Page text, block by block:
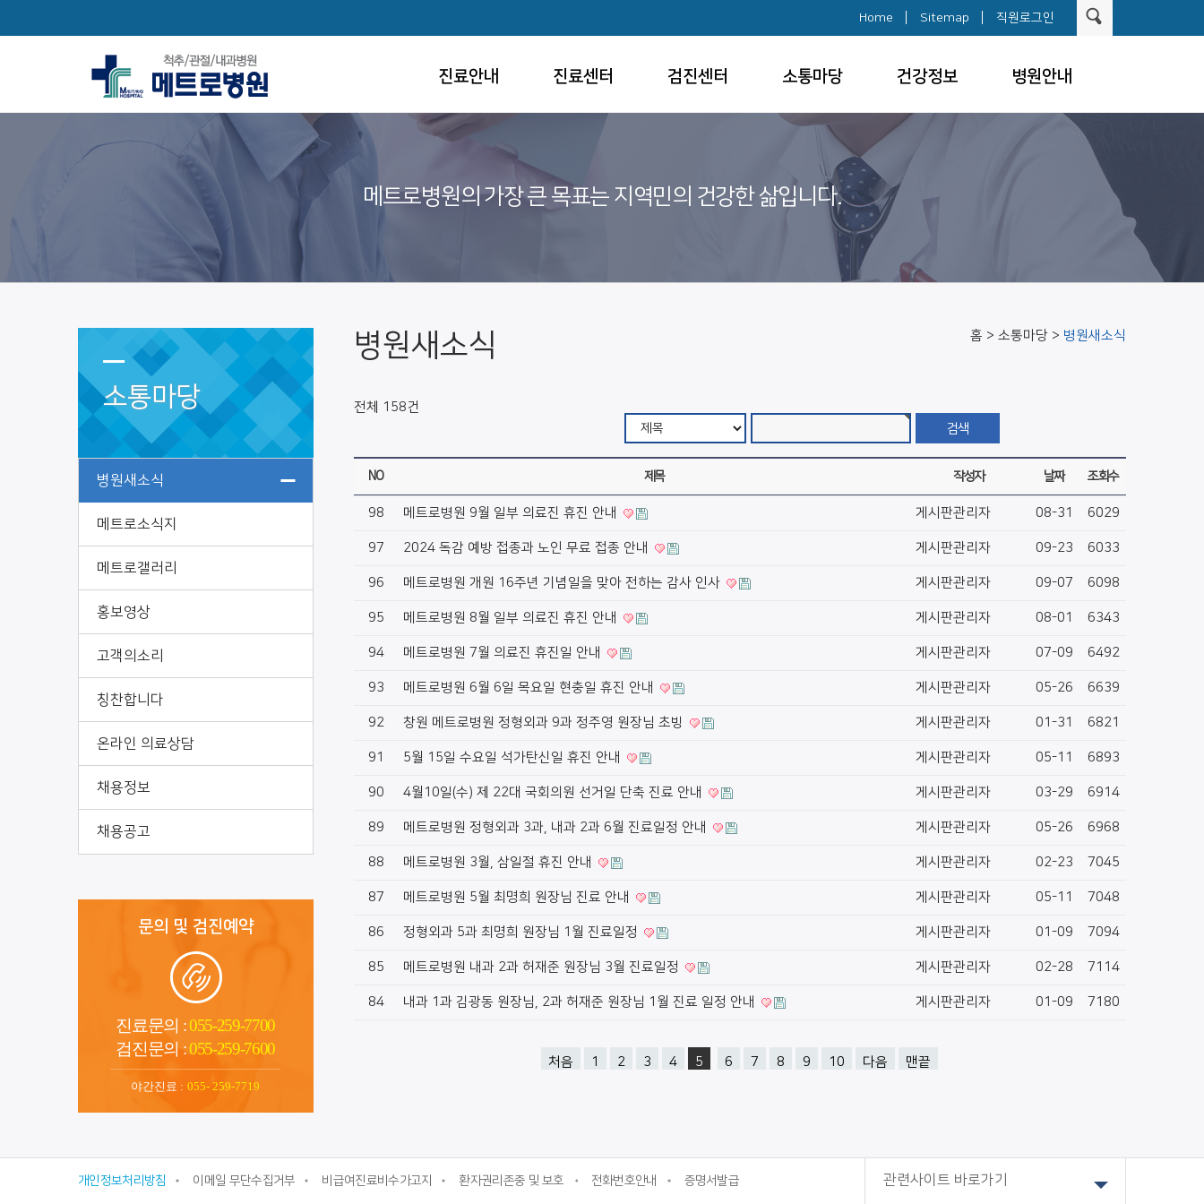
Home Sitemap 직원로그인
진료안내 진료센터 검진센터 소통마당 건강정보 병원안내
메트로병원의 가장 큰 목표는 지역민의 건강한 삶입니다.
소통마당
병원새소식
메트로소식지
메트로갤러리
홍보영상
고객의소리
칭찬합니다
온라인 의료상담
채용정보
채용공고
문의 및 검진예약
진료문의 :055-259-7700
검진문의 :055-259-7600
야간진료 : 055- 259-7719
병원새소식 홈 > 소통마당 > 병원새소식
전체 158건
NO 제목 작성자 날짜 조회수
98 메트로병원 9월 일부 의료진 휴진 안내 게시판관리자 08-31 6029
97 2024 독감 예방 접종과 노인 무료 접종 안내 게시판관리자 09-23 6033
96 메트로병원 개원 16주년 기념일을 맞아 전하는 감사 인사 게시판관리자 09-07 6098
95 메트로병원 8월 일부 의료진 휴진 안내 게시판관리자 08-01 6343
94 메트로병원 7월 의료진 휴진일 안내 게시판관리자 07-09 6492
93 메트로병원 6월 6일 목요일 현충일 휴진 안내 게시판관리자 05-26 6639
92 창원 메트로병원 정형외과 9과 정주영 원장님 초빙 게시판관리자 01-31 6821
91 5월 15일 수요일 석가탄신일 휴진 안내 게시판관리자 05-11 6893
90 4월10일(수) 제 22대 국회의원 선거일 단축 진료 안내 게시판관리자 03-29 6914
89 메트로병원 정형외과 3과, 내과 2과 6월 진료일정 안내 게시판관리자 05-26 6968
88 메트로병원 3월, 삼일절 휴진 안내 게시판관리자 02-23 7045
87 메트로병원 5월 최명희 원장님 진료 안내 게시판관리자 05-11 7048
86 정형외과 5과 최명희 원장님 1월 진료일정 게시판관리자 01-09 7094
85 메트로병원 내과 2과 허재준 원장님 3월 진료일정 게시판관리자 02-28 7114
84 내과 1과 김광동 원장님, 2과 허재준 원장님 1월 진료 일정 안내 게시판관리자 01-09 7180
처음 1 2 3 4 5 6 7 8 9 10 다음 맨끝
개인정보처리방침 이메일 무단수집거부 비급여진료비수가고지 환자권리존중 및 보호 전화번호안내 증명서발급 관련사이트 바로가기